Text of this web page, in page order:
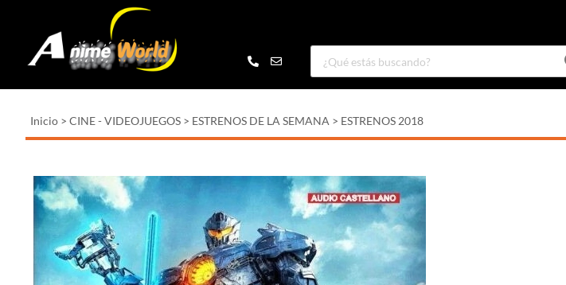
Inicio > CINE - VIDEOJUEGOS > ESTRENOS DE LA SEMANA > ESTRENOS 2018